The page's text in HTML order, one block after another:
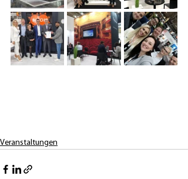
Veranstaltungen